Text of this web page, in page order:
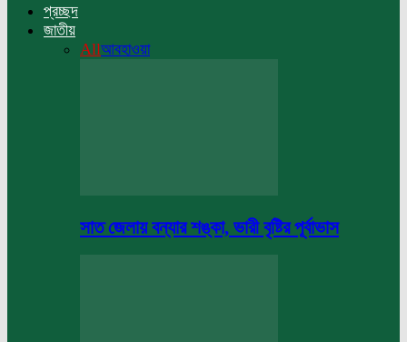
প্রচ্ছদ
জাতীয়
Allআবহাওয়া
সাত জেলায় বন্যার শঙ্কা, ভারী বৃষ্টির পূর্বাভাস